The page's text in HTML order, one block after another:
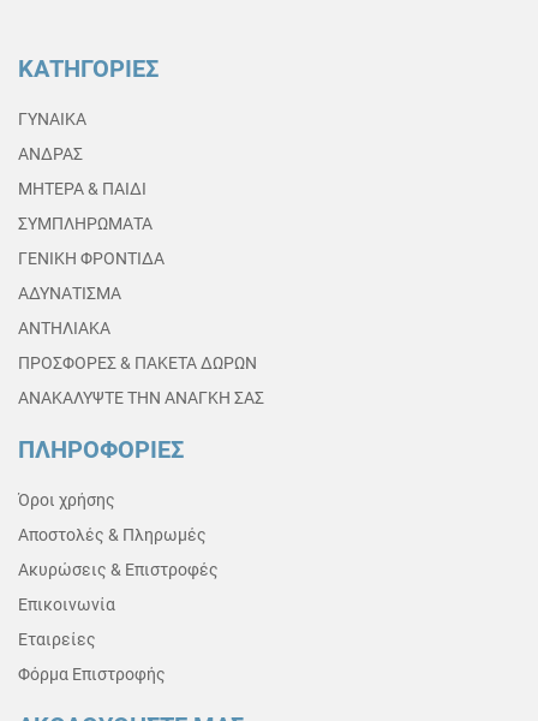
ΚΑΤΗΓΟΡΙΕΣ
ΓΥΝΑΙΚΑ
ΑΝΔΡΑΣ
ΜΗΤΕΡΑ & ΠΑΙΔΙ
ΣΥΜΠΛΗΡΩΜΑΤΑ
ΓΕΝΙΚΗ ΦΡΟΝΤΙΔΑ
ΑΔΥΝΑΤΙΣΜΑ
ΑΝΤΗΛΙΑΚΑ
ΠΡΟΣΦΟΡΕΣ & ΠΑΚΕΤΑ ΔΩΡΩΝ
ΑΝΑΚΑΛΥΨΤΕ ΤΗΝ ΑΝΑΓΚΗ ΣΑΣ
ΠΛΗΡΟΦΟΡΙΕΣ
Όροι χρήσης
Αποστολές & Πληρωμές
Ακυρώσεις & Επιστροφές
Επικοινωνία
Εταιρείες
Φόρμα Επιστροφής